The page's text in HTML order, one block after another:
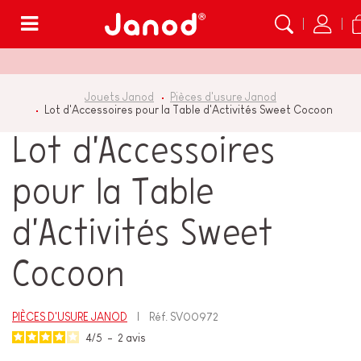
Jouets Janod
Pièces d'usure Janod
Lot d'Accessoires pour la Table d'Activités Sweet Cocoon
Lot d'Accessoires
pour la Table
d'Activités Sweet
Cocoon
PIÈCES D'USURE JANOD Réf. SV00972
4/5 - 2 avis